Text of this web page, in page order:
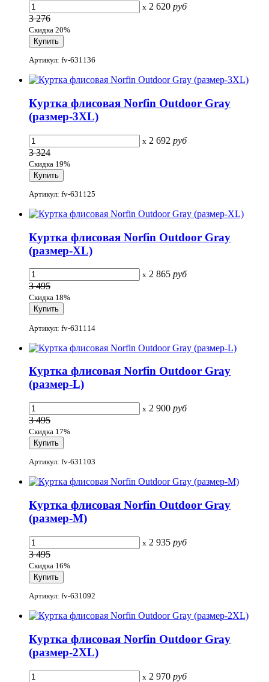
x 2 620 руб
3 276
Скидка 20%
Артикул: fv-631136
Куртка флисовая Norfin Outdoor Gray
(размер-3XL)
x 2 692 руб
3 324
Скидка 19%
Артикул: fv-631125
Куртка флисовая Norfin Outdoor Gray
(размер-XL)
x 2 865 руб
3 495
Скидка 18%
Артикул: fv-631114
Куртка флисовая Norfin Outdoor Gray
(размер-L)
x 2 900 руб
3 495
Скидка 17%
Артикул: fv-631103
Куртка флисовая Norfin Outdoor Gray
(размер-M)
x 2 935 руб
3 495
Скидка 16%
Артикул: fv-631092
Куртка флисовая Norfin Outdoor Gray
(размер-2XL)
x 2 970 руб